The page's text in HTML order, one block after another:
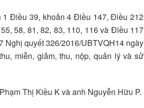
Điều 39, khoản 4 Điều 147, Điều 212
58, 81, 82, 83, 110, 116 và Điều 117
Nghị quyết 326/2016/UBTVQH14 ngày
miễn, giảm, thu, nộp, quản lý và sử
Thị Kiều K và anh Nguyễn Hữu P.